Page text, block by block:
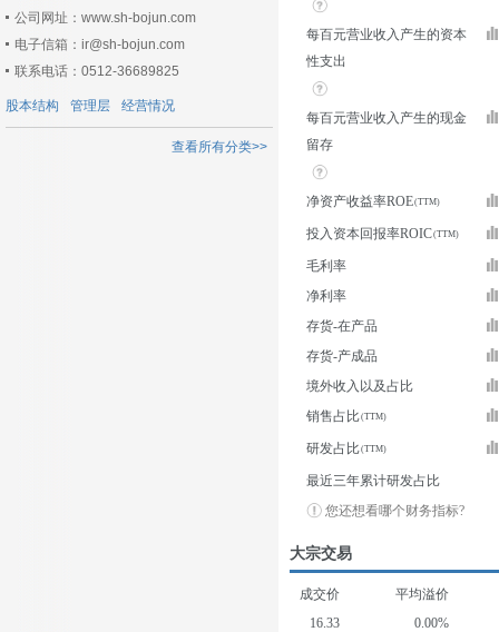
公司网址：www.sh-bojun.com
电子信箱：ir@sh-bojun.com
联系电话：0512-36689825
股本结构 管理层 经营情况
查看所有分类>>
每百元营业收入产生的资本
性支出
每百元营业收入产生的现金
留存
净资产收益率ROE
投入资本回报率ROIC
毛利率
净利率
存货-在产品
存货-产成品
境外收入以及占比
销售占比
研发占比
最近三年累计研发占比
您还想看哪个财务指标?
大宗交易
成交价
平均溢价
16.33
0.00%